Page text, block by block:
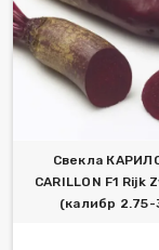
Свекла
CARILLON F1 Rijk
(калибр 2.75-